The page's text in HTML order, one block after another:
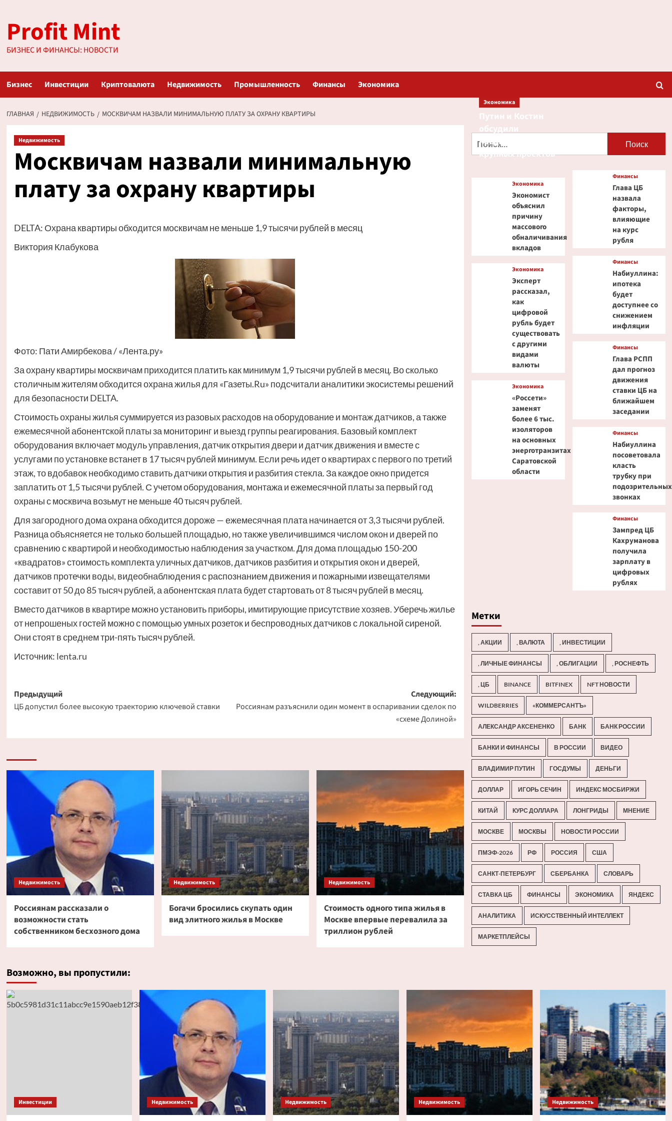
содержимому
Profit Mint
БИЗНЕС И ФИНАНСЫ: НОВОСТИ
Бизнес Инвестиции Криптовалюта Недвижимость Промышленность Финансы Экономика
ГЛАВНАЯ НЕДВИЖИМОСТЬ МОСКВИЧАМ НАЗВАЛИ МИНИМАЛЬНУЮ ПЛАТУ ЗА ОХРАНУ КВАРТИРЫ
Недвижимость
Москвичам назвали минимальную
плату за охрану квартиры
DELTA: Охрана квартиры обходится москвичам не меньше 1,9 тысячи рублей в месяц
Виктория Клабукова
Фото: Пати Амирбекова / «Лента.ру»
За охрану квартиры москвичам приходится платить как минимум 1,9 тысячи рублей в месяц. Во сколько
столичным жителям обходится охрана жилья для «Газеты.Ru» подсчитали аналитики экосистемы решений
для безопасности DELTA.
Стоимость охраны жилья суммируется из разовых расходов на оборудование и монтаж датчиков, а также
ежемесячной абонентской платы за мониторинг и выезд группы реагирования. Базовый комплект
оборудования включает модуль управления, датчик открытия двери и датчик движения и вместе с
услугами по установке встанет в 17 тысяч рублей минимум. Если речь идет о квартирах с первого по третий
этаж, то вдобавок необходимо ставить датчики открытия и разбития стекла. За каждое окно придется
заплатить от 1,5 тысячи рублей. С учетом оборудования, монтажа и ежемесячной платы за первый год
охраны с москвича возьмут не меньше 40 тысяч рублей.
Для загородного дома охрана обходится дороже — ежемесячная плата начинается от 3,3 тысячи рублей.
Разница объясняется не только большей площадью, но также увеличившимся числом окон и дверей по
сравнению с квартирой и необходимостью наблюдения за участком. Для дома площадью 150-200
«квадратов» стоимость комплекта уличных датчиков, датчиков разбития и открытия окон и дверей,
датчиков протечки воды, видеобнаблюдения с распознанием движения и пожарными извещателями
составит от 50 до 85 тысяч рублей, а абонентская плата будет стартовать от 8 тысяч рублей в месяц.
Вместо датчиков в квартире можно установить приборы, имитирующие присутствие хозяев. Уберечь жилье
от непрошеных гостей можно с помощью умных розеток и беспроводных датчиков с локальной сиреной.
Они стоят в среднем три-пять тысяч рублей.
Источник: lenta.ru
Навигация
записи
Предыдущий
ЦБ допустил более высокую траекторию ключевой ставки
Следующий:
Россиянам разъяснили один момент в оспаривании сделок по
«схеме Долиной»
Недвижимость
Россиянам рассказали о
возможности стать
собственником бесхозного дома
Недвижимость
Богачи бросились скупать один
вид элитного жилья в Москве
Недвижимость
Стоимость одного типа жилья в
Москве впервые перевалила за
триллион рублей
Экономика
кредитование
крупных проектов
Экономика
Экономист
объяснил
причину
массового
обналичивания
вкладов
Экономика
Эксперт
рассказал,
как
цифровой
рубль будет
существовать
с другими
видами
валюты
Экономика
«Россети»
заменят
более 6 тыс.
изоляторов
на основных
энерготранзитах
Саратовской
области
Финансы
Глава ЦБ
назвала
факторы,
влияющие
на курс
рубля
Финансы
Набиуллина:
ипотека
будет
доступнее со
снижением
инфляции
Финансы
Глава РСПП
дал прогноз
движения
ставки ЦБ на
ближайшем
заседании
Финансы
Набиуллина
посоветовала
класть
трубку при
подозрительных
звонках
Финансы
Зампред ЦБ
Кахруманова
получила
зарплату в
цифровых
рублях
Метки
, АКЦИИ , ВАЛЮТА , ИНВЕСТИЦИИ
, ЛИЧНЫЕ ФИНАНСЫ , ОБЛИГАЦИИ , РОСНЕФТЬ
, ЦБ BINANCE BITFINEX NFT НОВОСТИ
WILDBERRIES «КОММЕРСАНТЪ»
АЛЕКСАНДР АКСЕНЕНКО БАНК БАНК РОССИИ
БАНКИ И ФИНАНСЫ В РОССИИ ВИДЕО
ВЛАДИМИР ПУТИН ГОСДУМЫ ДЕНЬГИ
ДОЛЛАР ИГОРЬ СЕЧИН ИНДЕКС МОСБИРЖИ
КИТАЙ КУРС ДОЛЛАРА ЛОНГРИДЫ МНЕНИЕ
МОСКВЕ МОСКВЫ НОВОСТИ РОССИИ
ПМЭФ-2026 РФ РОССИЯ США
САНКТ-ПЕТЕРБУРГ СБЕРБАНКА СЛОВАРЬ
СТАВКА ЦБ ФИНАНСЫ ЭКОНОМИКА ЯНДЕКС
АНАЛИТИКА ИСКУССТВЕННЫЙ ИНТЕЛЛЕКТ
МАРКЕТПЛЕЙСЫ
Возможно, вы пропустили:
Инвестиции Недвижимость Недвижимость Недвижимость Недвижимость